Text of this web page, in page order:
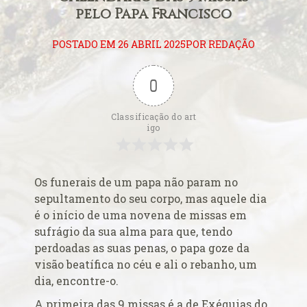
Algumas fotos do Santo Padre no Reino Unido
Altar onde será venerado João Paulo II
Ambientes que favorecem a prática da virtude
Aniversário da proclamação do dogma da Assunção da
Aniversário do Cardeal emérito do Rio de Janeiro
Aniversário do governo do Arcebispo de Olinda e
Anjo da Guarda do Brasil
Antes do consistório, nomeados reúnem-se com o Papa
Anúncio (Kalendas) do Natal do Senhor em 2015
Aprovada beatificação de Irmã Dulce
Ara Dei Christus est!
Arautos do Evangelho e Sucumbíos
Arcebispo brasileiro é o novo Prefeito para os
pelo Papa Francisco
POSTADO EM 26 ABRIL 2025POR REDAÇÃO
0
Classificação do art
igo
Os funerais de um papa não param no
sepultamento do seu corpo, mas aquele dia
é o início de uma novena de missas em
sufrágio da sua alma para que, tendo
perdoadas as suas penas, o papa goze da
visão beatífica no céu e ali o rebanho, um
dia, encontre-o.
A primeira das 9 missas é a de Exéquias do